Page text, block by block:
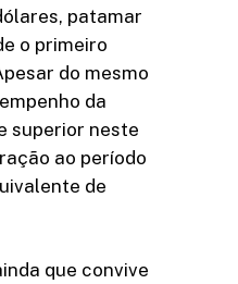
patamar
o primeiro
do mesmo
da
superior neste
ao período
de
que convive